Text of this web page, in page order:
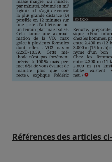
Références des articles